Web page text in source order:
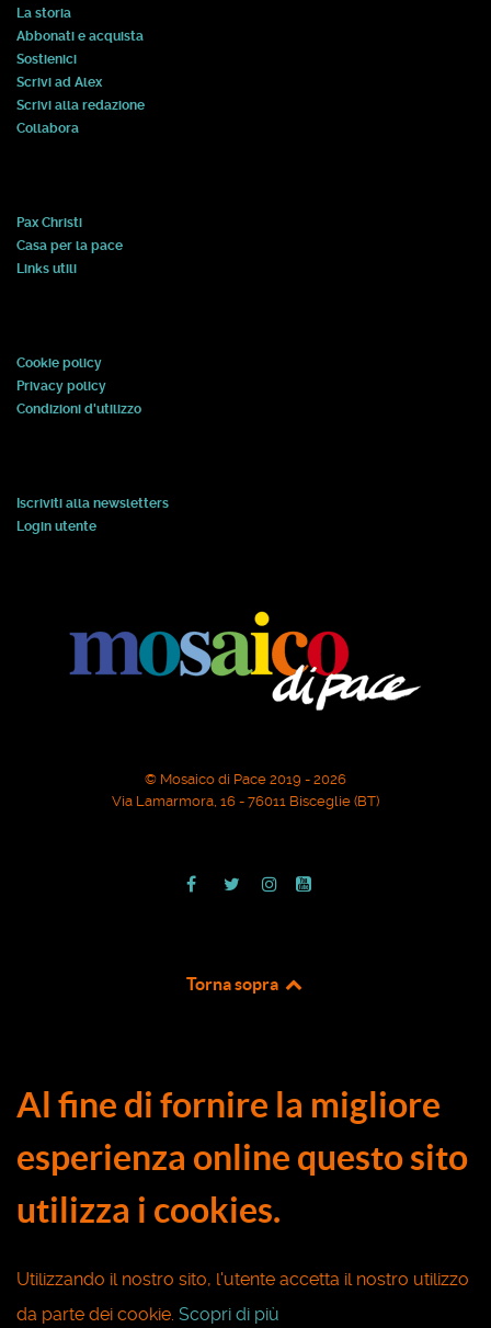
La storia
Abbonati e acquista
Sostienici
Scrivi ad Alex
Scrivi alla redazione
Collabora
Pax Christi
Casa per la pace
Links utili
Cookie policy
Privacy policy
Condizioni d'utilizzo
Iscriviti alla newsletters
Login utente
© Mosaico di Pace 2019 - 2026
Via Lamarmora, 16 - 76011 Bisceglie (BT)
Torna sopra
Al fine di fornire la migliore
esperienza online questo sito
utilizza i cookies.
Utilizzando il nostro sito, l'utente accetta il nostro utilizzo
da parte dei cookie. Scopri di più